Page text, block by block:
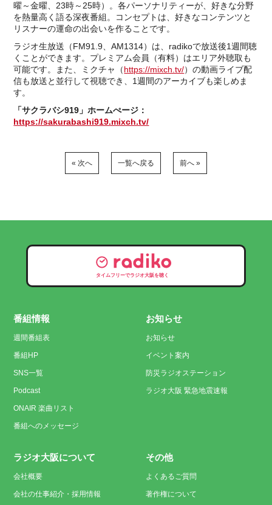
曜～金曜、23時～25時）。各パーソナリティーが、好きな分野
を熱量高く語る深夜番組。コンセプトは、好きなコンテンツと
リスナーの運命の出会いを作ることです。
ラジオ生放送（FM91.9、AM1314）は、radikoで放送後1週間聴
くことができます。プレミアム会員（有料）はエリア外聴取も
可能です。また、ミクチャ（https://mixch.tv/）の動画ライブ配
信も放送と並行して視聴でき、1週間のアーカイブも楽しめま
す。
「サクラバシ919」ホームぺージ：
https://sakurabashi919.mixch.tv/
« 次へ 一覧へ戻る 前へ »
タイムフリーでラジオ大阪を聴く
番組情報
週間番組表
番組HP
SNS一覧
Podcast
ONAIR 楽曲リスト
番組へのメッセージ
お知らせ
お知らせ
イベント案内
防災ラジオステーション
ラジオ大阪 緊急地震速報
ラジオ大阪について
会社概要
会社の仕事紹介・採用情報
その他
よくあるご質問
著作権について